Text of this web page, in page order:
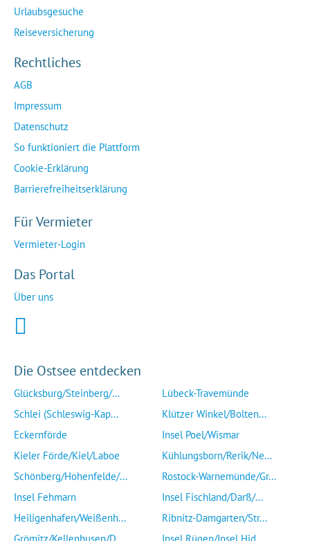
Urlaubsgesuche
Reiseversicherung
Rechtliches
AGB
Impressum
Datenschutz
So funktioniert die Plattform
Cookie-Erklärung
Barrierefreiheitserklärung
Für Vermieter
Vermieter-Login
Das Portal
Über uns
Die Ostsee entdecken
Glücksburg/Steinberg/...
Schlei (Schleswig-Kap...
Eckernförde
Kieler Förde/Kiel/Laboe
Schönberg/Hohenfelde/...
Insel Fehmarn
Heiligenhafen/Weißenh...
Lübeck-Travemünde
Klützer Winkel/Bolten...
Insel Poel/Wismar
Kühlungsborn/Rerik/Ne...
Rostock-Warnemünde/Gr...
Insel Fischland/Darß/...
Ribnitz-Damgarten/Str...